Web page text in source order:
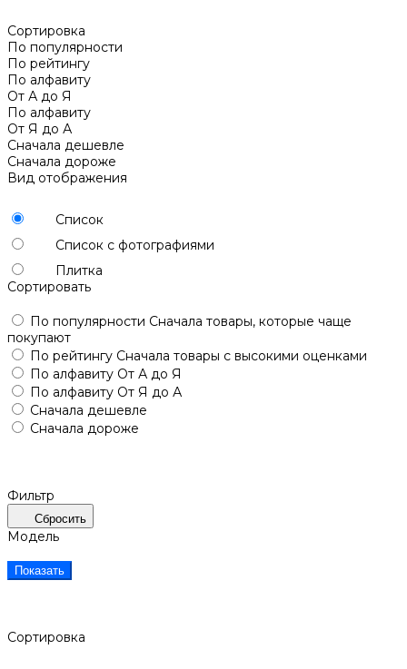
Сортировка
По популярности
По рейтингу
По алфавиту
От А до Я
По алфавиту
От Я до А
Сначала дешевле
Сначала дороже
Вид отображения
Список
Список с фотографиями
Плитка
Сортировать
По популярности Сначала товары, которые чаще
покупают
По рейтингу Сначала товары с высокими оценками
По алфавиту От А до Я
По алфавиту От Я до А
Сначала дешевле
Сначала дороже
Фильтр
Сбросить
Модель
Показать
Сортировка